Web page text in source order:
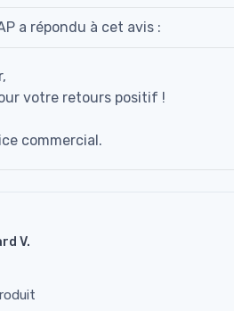
a répondu à cet avis :
votre retours positif !
commercial.
V.